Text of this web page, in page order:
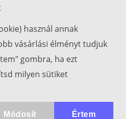
használ annak
vásárlási élményt tudjuk
gombra, ha ezt
milyen sütiket
Értem
Módosít